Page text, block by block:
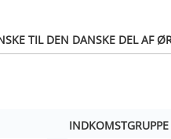
TIL DEN DANSKE DEL AF
INDKOMSTGRUPPE